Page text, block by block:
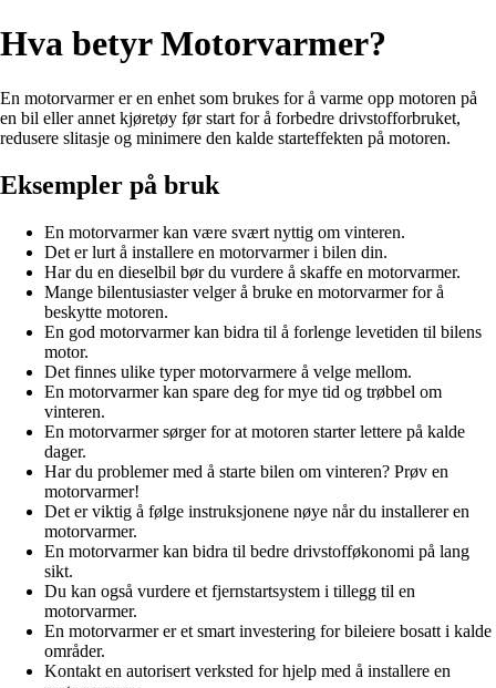
Hva betyr Motorvarmer?
En motorvarmer er en enhet som brukes for å varme opp motoren på
en bil eller annet kjøretøy før start for å forbedre drivstofforbruket,
redusere slitasje og minimere den kalde starteffekten på motoren.
Eksempler på bruk
En motorvarmer kan være svært nyttig om vinteren.
Det er lurt å installere en motorvarmer i bilen din.
Har du en dieselbil bør du vurdere å skaffe en motorvarmer.
Mange bilentusiaster velger å bruke en motorvarmer for å
beskytte motoren.
En god motorvarmer kan bidra til å forlenge levetiden til bilens
motor.
Det finnes ulike typer motorvarmere å velge mellom.
En motorvarmer kan spare deg for mye tid og trøbbel om
vinteren.
En motorvarmer sørger for at motoren starter lettere på kalde
dager.
Har du problemer med å starte bilen om vinteren? Prøv en
motorvarmer!
Det er viktig å følge instruksjonene nøye når du installerer en
motorvarmer.
En motorvarmer kan bidra til bedre drivstofføkonomi på lang
sikt.
Du kan også vurdere et fjernstartsystem i tillegg til en
motorvarmer.
En motorvarmer er et smart investering for bileiere bosatt i kalde
områder.
Kontakt en autorisert verksted for hjelp med å installere en